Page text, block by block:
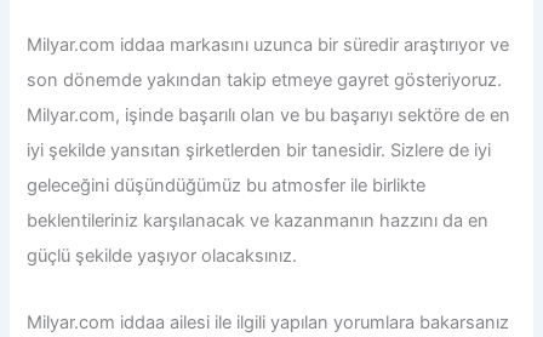
Milyar.com iddaa markasını uzunca bir süredir araştırıyor ve
son dönemde yakından takip etmeye gayret gösteriyoruz.
Milyar.com, işinde başarılı olan ve bu başarıyı sektöre de en
iyi şekilde yansıtan şirketlerden bir tanesidir. Sizlere de iyi
geleceğini düşündüğümüz bu atmosfer ile birlikte
beklentileriniz karşılanacak ve kazanmanın hazzını da en
güçlü şekilde yaşıyor olacaksınız.
Milyar.com iddaaailesi ile ilgili yapılan yorumlara bakarsanız